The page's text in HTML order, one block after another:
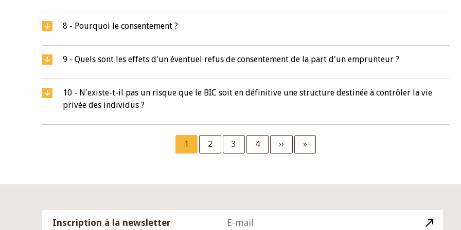
8 - Pourquoi le consentement ?
9 - Quels sont les effets d'un éventuel refus de consentement de la part d'un emprunteur ?
10 - N'existe-t-il pas un risque que le BIC soit en définitive une structure destinée à contrôler la vie
privée des individus ?
Current
page
1 Page
2 Page
3 Page
4
Next
page
››
Last
page
»
Inscription à la newsletter